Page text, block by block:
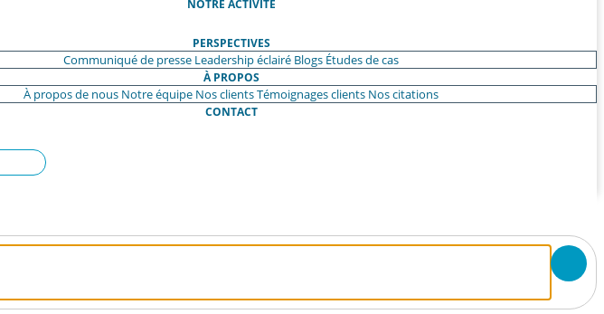
NOTRE ACTIVITÉ
PERSPECTIVES
Communiqué de presse Leadership éclairé Blogs Études de cas
À PROPOS
À propos de nous Notre équipe Nos clientsTémoignages clients Nos citations
CONTACT